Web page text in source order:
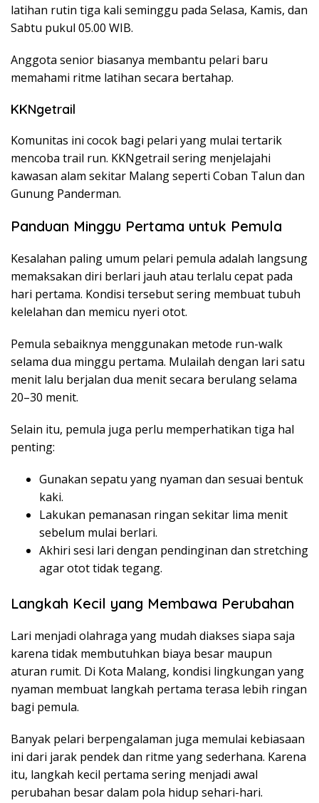
latihan rutin tiga kali seminggu pada Selasa, Kamis, dan
Sabtu pukul 05.00 WIB.
Anggota senior biasanya membantu pelari baru
memahami ritme latihan secara bertahap.
KKNgetrail
Komunitas ini cocok bagi pelari yang mulai tertarik
mencoba trail run. KKNgetrail sering menjelajahi
kawasan alam sekitar Malang seperti Coban Talun dan
Gunung Panderman.
Panduan Minggu Pertama untuk Pemula
Kesalahan paling umum pelari pemula adalah langsung
memaksakan diri berlari jauh atau terlalu cepat pada
hari pertama. Kondisi tersebut sering membuat tubuh
kelelahan dan memicu nyeri otot.
Pemula sebaiknya menggunakan metode run-walk
selama dua minggu pertama. Mulailah dengan lari satu
menit lalu berjalan dua menit secara berulang selama
20–30 menit.
Selain itu, pemula juga perlu memperhatikan tiga hal
penting:
Gunakan sepatu yang nyaman dan sesuai bentuk
kaki.
Lakukan pemanasan ringan sekitar lima menit
sebelum mulai berlari.
Akhiri sesi lari dengan pendinginan dan stretching
agar otot tidak tegang.
Langkah Kecil yang Membawa Perubahan
Lari menjadi olahraga yang mudah diakses siapa saja
karena tidak membutuhkan biaya besar maupun
aturan rumit. Di Kota Malang, kondisi lingkungan yang
nyaman membuat langkah pertama terasa lebih ringan
bagi pemula.
Banyak pelari berpengalaman juga memulai kebiasaan
ini dari jarak pendek dan ritme yang sederhana. Karena
itu, langkah kecil pertama sering menjadi awal
perubahan besar dalam pola hidup sehari-hari.